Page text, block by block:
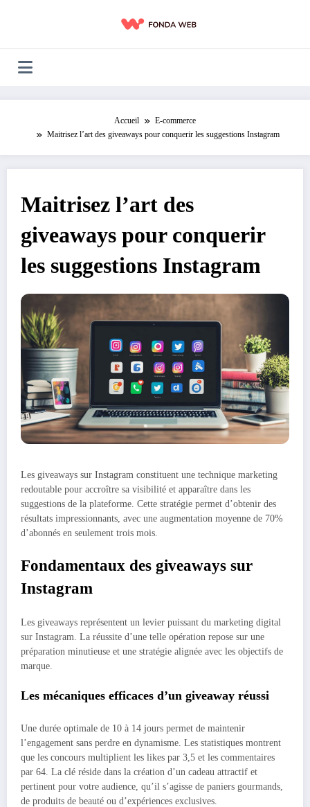
Accueil
E-commerce
Maitrisez l’art des giveaways pour conquerir les suggestions Instagram
Maitrisez l’art des
giveaways pour conquerir
les suggestions Instagram
Les giveaways sur Instagram constituent une technique marketing
redoutable pour accroître sa visibilité et apparaître dans les
suggestions de la plateforme. Cette stratégie permet d’obtenir des
résultats impressionnants, avec une augmentation moyenne de 70%
d’abonnés en seulement trois mois.
Fondamentaux des giveaways sur
Instagram
Les giveaways représentent un levier puissant du marketing digital
sur Instagram. La réussite d’une telle opération repose sur une
préparation minutieuse et une stratégie alignée avec les objectifs de
marque.
Les mécaniques efficaces d’un giveaway réussi
Une durée optimale de 10 à 14 jours permet de maintenir
l’engagement sans perdre en dynamisme. Les statistiques montrent
que les concours multiplient les likes par 3,5 et les commentaires
par 64. La clé réside dans la création d’un cadeau attractif et
pertinent pour votre audience, qu’il s’agisse de paniers gourmands,
de produits de beauté ou d’expériences exclusives.